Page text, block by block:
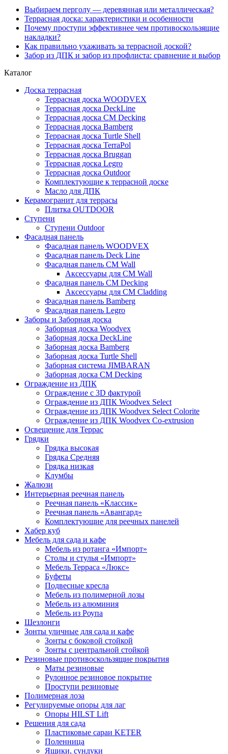
Выбираем перголу — деревянная или металлическая?
Террасная доска: характеристики и особенности
Почему проступи эффективнее чем противоскользящие
накладки?
Как правильно ухаживать за террасной доской?
Забор из ДПК и забор из профлиста: сравнение и выбор
Каталог
Доска террасная
Террасная доска WOODVEX
Террасная доска DeckLine
Террасная доска CM Decking
Террасная доска Bamberg
Террасная доска Turtle Shell
Террасная доска TerraPol
Террасная доска Bruggan
Террасная доска Legro
Террасная доска Outdoor
Комплектующие к террасной доске
Масло для ДПК
Керамогранит для террасы
Плитка OUTDOOR
Ступени
Ступени Outdoor
Фасадная панель
Фасадная панель WOODVEX
Фасадная панель Deck Line
Фасадная панель CM Wall
Аксессуары для CM Wall
Фасадная панель CM Decking
Аксессуары для CM Cladding
Фасадная панель Bamberg
Фасадная панель Legro
Заборы и Заборная доска
Заборная доска Woodvex
Заборная доска DeckLine
Заборная доска Bamberg
Заборная доска Turtle Shell
Заборная система JIMBARAN
Заборная доска CM Decking
Ограждение из ДПК
Ограждение с 3D фактурой
Ограждение из ДПК Woodvex Select
Ограждение из ДПК Woodvex Select Colorite
Ограждение из ДПК Woodvex Co-extrusion
Освещение для Террас
Грядки
Грядка высокая
Грядка Средняя
Грядка низкая
Клумбы
Жалюзи
Интерьерная реечная панель
Реечная панель «Классик»
Реечная панель «Авангард»
Комплектующие для реечных панелей
Хабер куб
Мебель для сада и кафе
Мебель из ротанга «Импорт»
Столы и стулья «Импорт»
Мебель Терраса «Люкс»
Буфеты
Подвесные кресла
Мебель из полимерной лозы
Мебель из алюминия
Мебель из Роупа
Шезлонги
Зонты уличные для сада и кафе
Зонты с боковой стойкой
Зонты с центральной стойкой
Резиновые противоскользящие покрытия
Маты резиновые
Рулонное резиновое покрытие
Проступи резиновые
Полимерная лоза
Регулируемые опоры для лаг
Опоры HILST Lift
Решения для сада
Пластиковые сараи KETER
Поленница
Ящики, сундуки